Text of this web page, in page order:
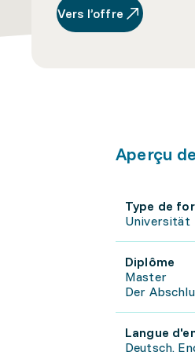
Vers l’offre
Aperçu
Type de
Universität
Diplôme
Master
Der
Langue
Deutsch,